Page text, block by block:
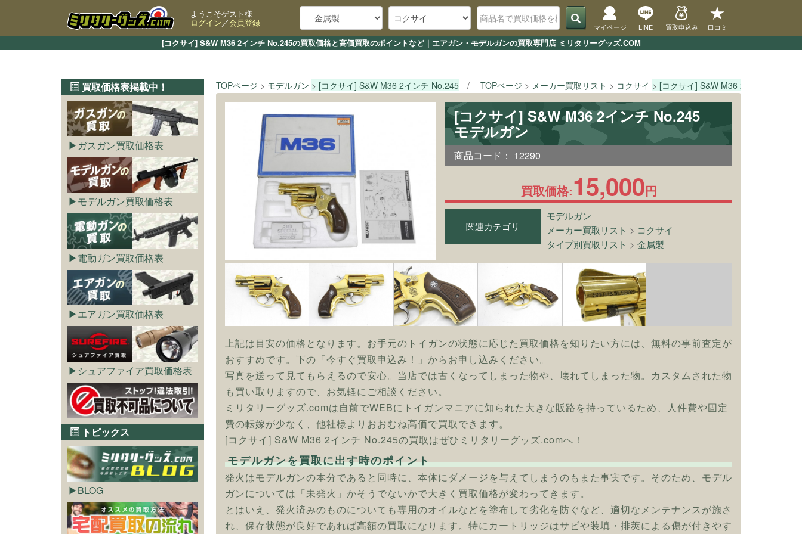
[コクサイ] S&W M36 2インチ No.245の買取価格と高価買取のポイントなど｜エアガン・モデルガンの買取専門店 ミリタリーグッズ.COM
ようこそゲスト様
ログイン／会員登録 マイページ LINE 買取申込み 口コミ
TOPページ モデルガン [コクサイ] S&W M36 2インチ No.245 TOPページ メーカー買取リスト コクサイ [コクサイ] S&W M36 2インチ No.245
[コクサイ] S&W M36 2インチ No.245
モデルガン
商品コード： 12290
買取価格:15,000円
関連カテゴリ
モデルガン
メーカー買取リスト > コクサイ
タイプ別買取リスト >金属製
上記は目安の価格となります。お手元のトイガンの状態に応じた買取価格を知りたい方には、無料の事前査定が
おすすめです。下の「今すぐ買取申込み！」からお申し込みください。
写真を送って見てもらえるので安心。当店では古くなってしまった物や、壊れてしまった物。カスタムされた物
も買い取りますので、お気軽にご相談ください。
ミリタリーグッズ.comは自前でWEBにトイガンマニアに知られた大きな販路を持っているため、人件費や固定
費の転嫁が少なく、他社様よりおおむね高価で買取できます。
[コクサイ] S&W M36 2インチ No.245の買取はぜひミリタリーグッズ.comへ！
モデルガンを買取に出す時のポイント
発火はモデルガンの本分であると同時に、本体にダメージを与えてしまうのもまた事実です。そのため、モデル
ガンについては「未発火」かそうでないかで大きく買取価格が変わってきます。
とはいえ、発火済みのものについても専用のオイルなどを塗布して劣化を防ぐなど、適切なメンテナンスが施さ
れ、保存状態が良好であれば高額の買取になります。特にカートリッジはサビや装填・排莢による傷が付きやす
買取価格表掲載中！
ガスガン買取価格表
モデルガン買取価格表
電動ガン買取価格表
エアガン買取価格表
シュアファイア買取価格表
トピックス
BLOG